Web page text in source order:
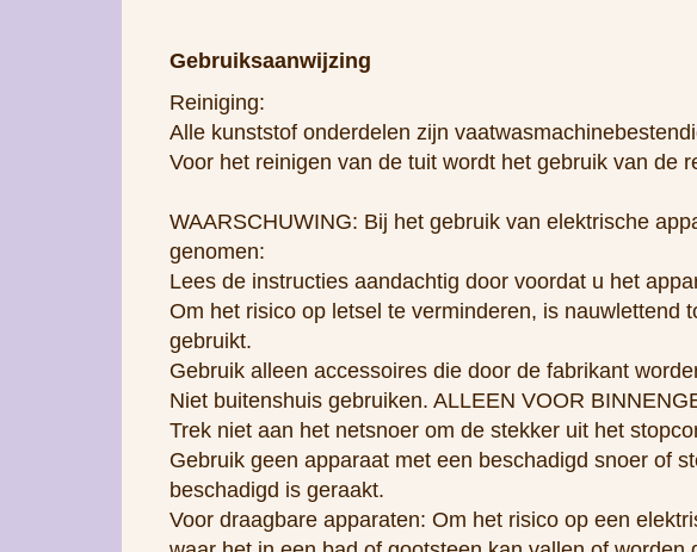
Gebruiksaanwijzing
Reiniging:
Alle kunststof onderdelen zijn
Voor het reinigen van de tuit wordt het gebruik van de
WAARSCHUWING: Bij het gebruik van elektrische
genomen:
Lees de instructies aandachtig door voordat u het
Om het risico op letsel te verminderen, is nauwlettend
gebruikt.
Gebruik alleen accessoires die door de fabrikant
Niet buitenshuis gebruiken. ALLEEN VOOR
Trek niet aan het netsnoer om de stekker uit het
Gebruik geen apparaat met een beschadigd snoer of
beschadigd is geraakt.
Voor draagbare apparaten: Om het risico op een